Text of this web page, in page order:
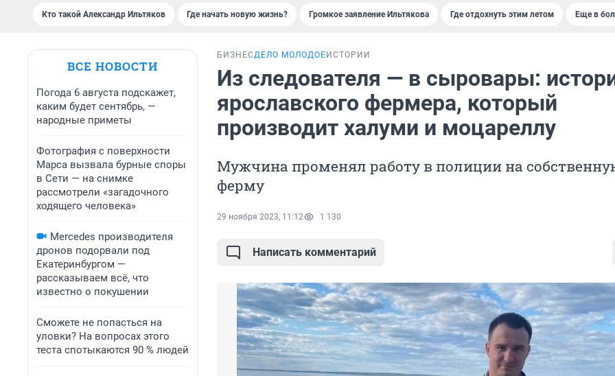
Кто такой Александр Ильтяков Где начать новую жизнь? Громкое заявление Ильтякова Где отдохнуть этим летом Еще в
ВСЕ НОВОСТИ
Погода 6 августа подскажет,
каким будет сентябрь, —
народные приметы
Фотография с поверхности
Марса вызвала бурные споры
в Сети — на снимке
рассмотрели «загадочного
ходящего человека»
Mercedes производителя
дронов подорвали под
Екатеринбургом —
рассказываем всё, что
известно о покушении
Сможете не попасться на
уловки? На вопросах этого
теста спотыкаются 90 % людей
БИЗНЕСДЕЛО МОЛОДОЕ ИСТОРИИ
Из следователя — в сыровары:
ярославского фермера, который
производит халуми и моцареллу
Мужчина променял работу в полиции на
ферму
29 ноября 2023, 11:12 1 130
Написать комментарий